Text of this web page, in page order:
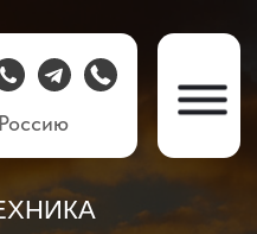
Доставка из Китая